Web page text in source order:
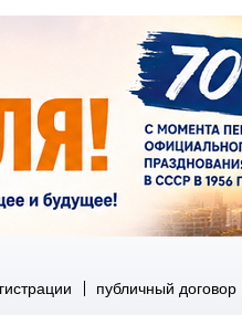
публичный договор